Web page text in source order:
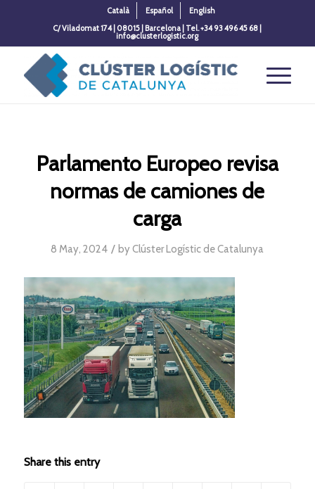
Català Español
English
C/ Viladomat 174 | 08015 | Barcelona | Tel. +34 93 496 45 68 |
info@clusterlogistic.org
Parlamento Europeo revisa
normas de camiones de
carga
8 May, 2024 / byClúster Logístic de Catalunya
Share this entry